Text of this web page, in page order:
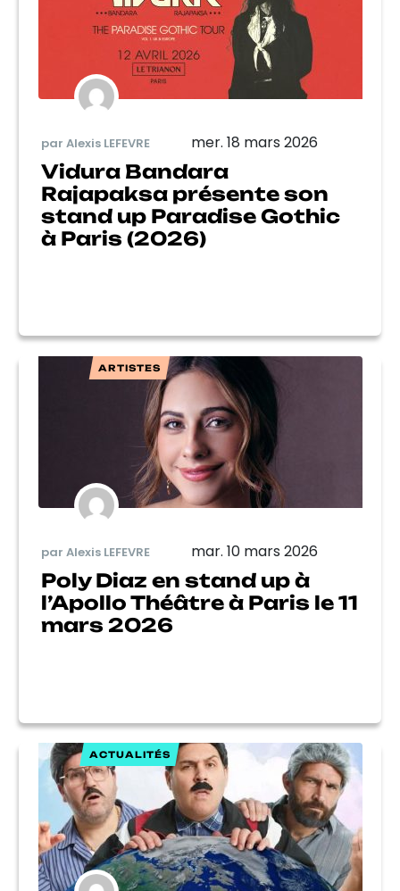
par Alexis LEFEVRE mer. 18 mars 2026
Vidura Bandara
Rajapaksa présente son
stand up Paradise Gothic
à Paris (2026)
ARTISTES
par Alexis LEFEVRE mar. 10 mars 2026
Poly Diaz en stand up à
l’Apollo Théâtre à Paris le 11
mars 2026
ACTUALITÉS